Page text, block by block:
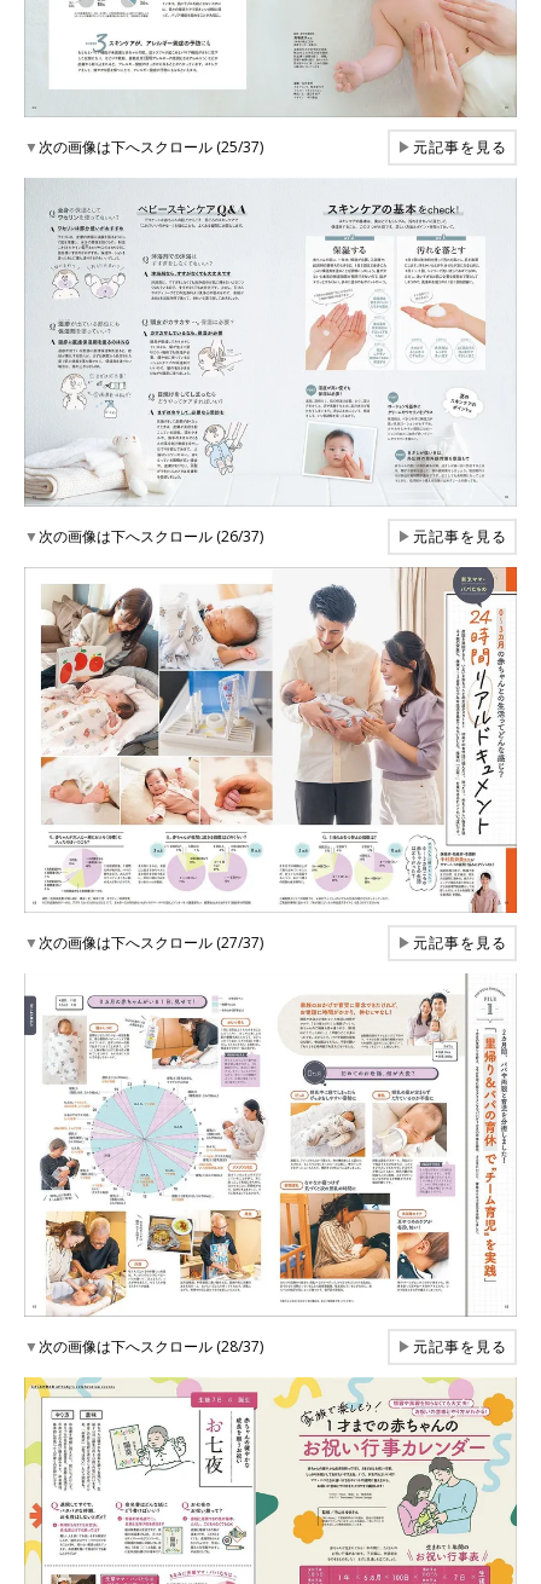
▼次の画像は下へスクロール (25/37) ▶元記事を見る
▼次の画像は下へスクロール (26/37) ▶元記事を見る
▼次の画像は下へスクロール (27/37) ▶元記事を見る
▼次の画像は下へスクロール (28/37) ▶元記事を見る